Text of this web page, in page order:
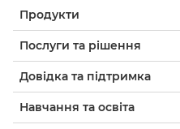
Продукти
Послуги та рішення
Довідка та підтримка
Навчання та освіта